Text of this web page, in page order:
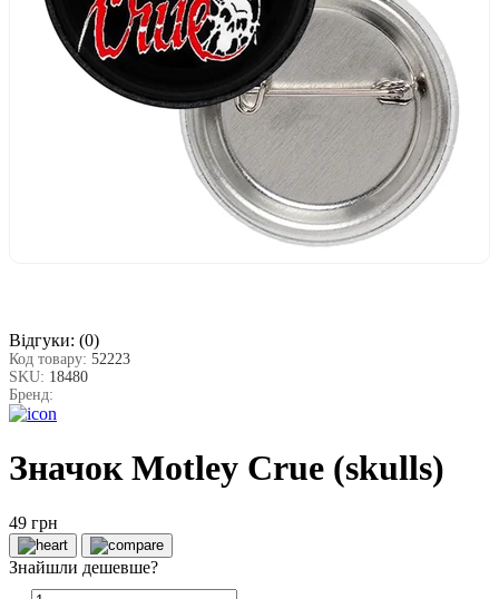
Відгуки: (0)
Код товару: 52223
SKU: 18480
Бренд:
Значок Motley Crue (skulls)
49 грн
Знайшли дешевше?